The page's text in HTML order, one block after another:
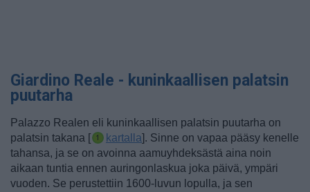
Giardino Reale - kuninkaallisen palatsin
puutarha
Palazzo Realen eli kuninkaallisen palatsin puutarha on
palatsin takana [
kartalla]. Sinne on vapaa pääsy kenelle
tahansa, ja se on avoinna aamuyhdeksästä aina noin
aikaan tuntia ennen auringonlaskua joka päivä, ympäri
vuoden. Se perustettiin 1600-luvun lopulla, ja sen